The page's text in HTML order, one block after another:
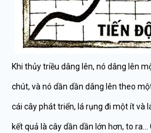
Khi thủy triều dâng lên, nó dâng lên
chút, và nó dần dần dâng lên theo
cái cây phát triển, lá rụng đi một ít và
kết quả là cây dần dần lớn hơn, to